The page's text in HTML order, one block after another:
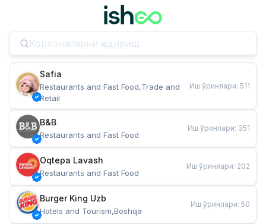
Safia
Restaurants and Fast Food,Trade and
Retail
Иш ўринлари: 511
B&B
Restaurants and Fast Food
Иш ўринлари: 351
Oqtepa Lavash
Restaurants and Fast Food
Иш ўринлари: 202
Burger King Uzb
Hotels and Tourism,Boshqa
Иш ўринлари: 50